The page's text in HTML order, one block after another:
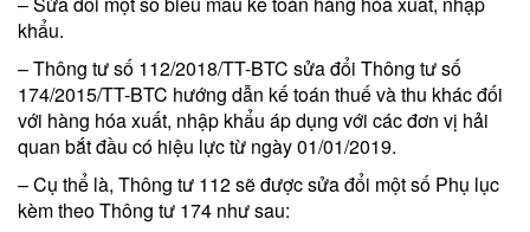
khẩu.
– Thông tư số 112/2018/TT-BTC sửa đổi Thông tư số
174/2015/TT-BTC hướng dẫn kế toán thuế và thu khác đối
với hàng hóa xuất, nhập khẩu áp dụng với các đơn vị hải
quan bắt đầu có hiệu lực từ ngày 01/01/2019.
– Cụ thể là, Thông tư 112 sẽ được sửa đổi một số Phụ lục
kèm theo Thông tư 174 như sau: